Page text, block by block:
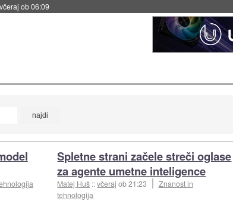
včeraj ob 06:09
Spletne strani začele streči oglase
za agente umetne inteligence
Matej Huš ::včeraj ob 21:23
Znanost in
tehnologija